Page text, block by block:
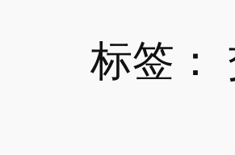
标签：